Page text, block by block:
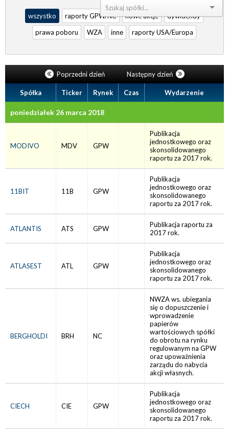
Sortuj:
wszystko
raporty GPW/NC nowe akcje
dywidendy
prawa poboru
WZA inne raporty USA/Europa
Poprzedni dzień Następny dzień
Spółka Ticker Rynek Czas Wydarzenie
poniedziałek 26 marca 2018
MODIVO MDV GPW
Publikacja
jednostkowego oraz
skonsolidowanego
raportu za 2017 rok.
11BIT 11B GPW
Publikacja
jednostkowego oraz
skonsolidowanego
raportu za 2017 rok.
ATLANTIS ATS GPW
Publikacja raportu za
2017 rok.
ATLASEST ATL GPW
Publikacja
jednostkowego oraz
skonsolidowanego
raportu za 2017 rok.
BERGHOLDI BRH NC
NWZA ws. ubiegania
się o dopuszczenie i
wprowadzenie
papierów
wartościowych spółki
do obrotu na rynku
regulowanym na GPW
oraz upoważnienia
zarządu do nabycia
akcji własnych.
CIECH CIE GPW
Publikacja
jednostkowego oraz
skonsolidowanego
raportu za 2017 rok.